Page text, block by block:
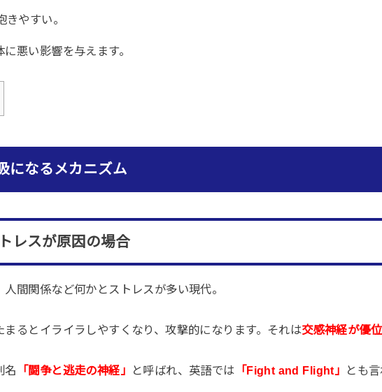
きやすい。
悪い影響を与えます。
になるメカニズム
レスが原因の場合
人間関係など何かとストレスが多い現代。
まるとイライラしやすくなり、攻撃的になります。それは交感神経が優位
名 「闘争と逃走の神経」 と呼ばれ、英語では 「Fight and Flight」 とも言